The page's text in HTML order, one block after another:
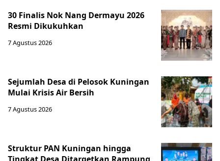
30 Finalis Nok Nang Dermayu 2026
Resmi Dikukuhkan
7 Agustus 2026
Sejumlah Desa di Pelosok Kuningan
Mulai Krisis Air Bersih
7 Agustus 2026
Struktur PAN Kuningan hingga
Tingkat Desa Ditargetkan Rampung